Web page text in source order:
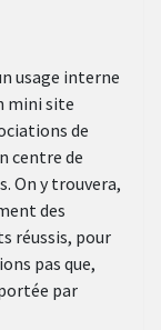
usage interne
mini site
de
centre de
On y trouvera,
des
réussis, pour
pas que,
par